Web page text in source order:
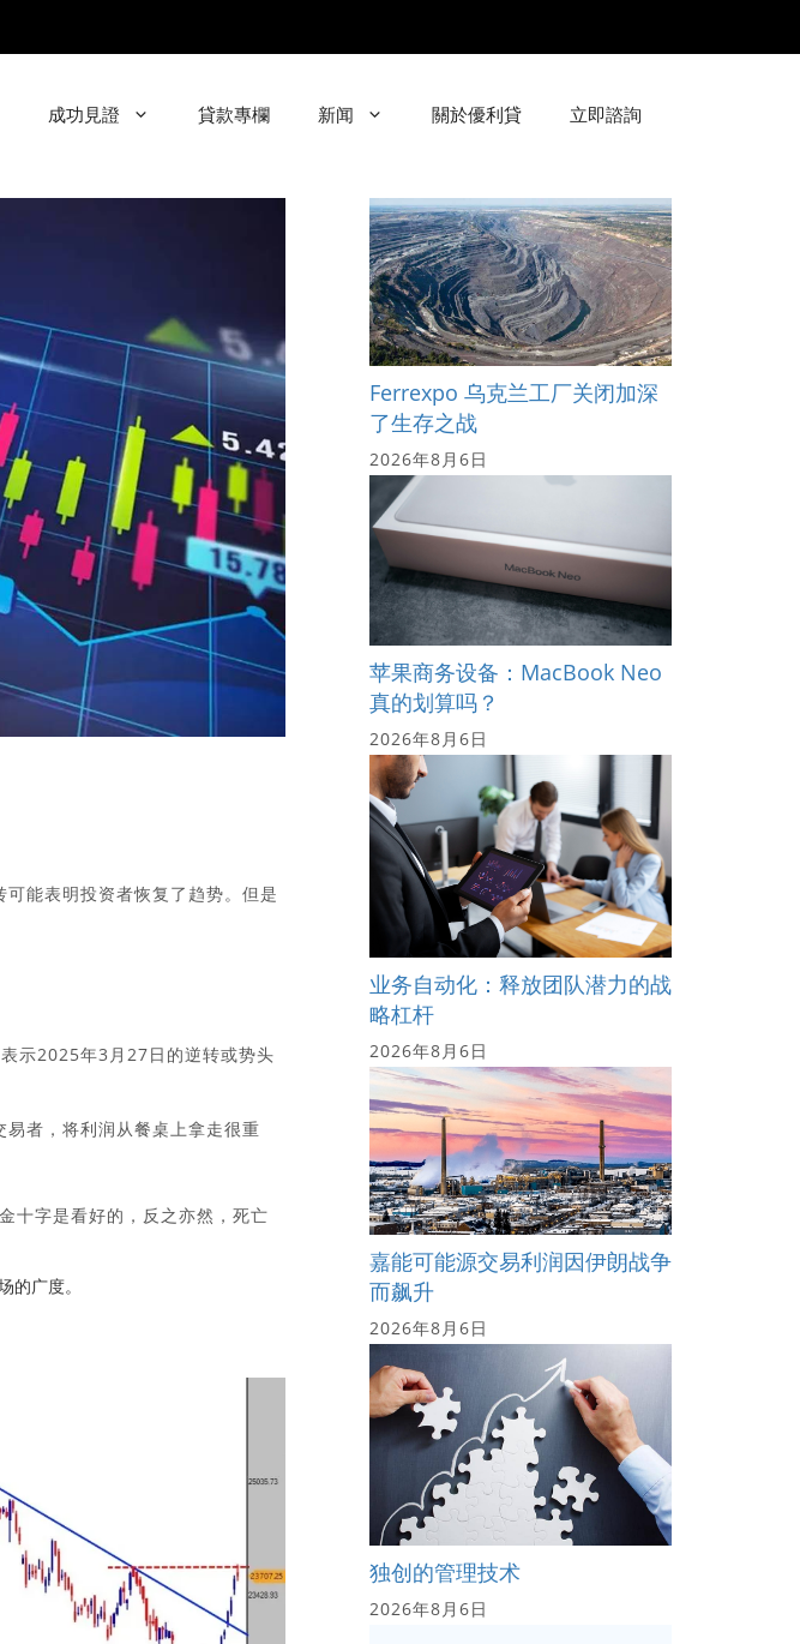
成功見證 貸款專欄 新闻 關於優利貸 立即諮詢
能表明投资者恢复了趋势。但是
示2025年3月27日的逆转或势头
者，将利润从餐桌上拿走很重
十字是看好的，反之亦然，死亡
广度。
Ferrexpo 乌克兰工厂关闭加深
了生存之战
2026年8月6日
苹果商务设备：MacBook Neo
真的划算吗？
2026年8月6日
业务自动化：释放团队潜力的战
略杠杆
2026年8月6日
嘉能可能源交易利润因伊朗战争
而飙升
2026年8月6日
独创的管理技术
2026年8月6日